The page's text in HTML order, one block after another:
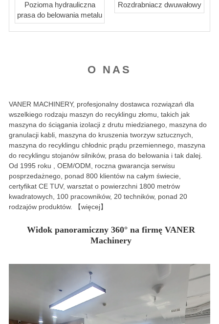
Pozioma hydrauliczna
prasa do belowania metalu
Rozdrabniacz dwuwałowy
O NAS
VANER MACHINERY, profesjonalny dostawca rozwiązań dla
wszelkiego rodzaju maszyn do recyklingu złomu, takich jak
maszyna do ściągania izolacji z drutu miedzianego, maszyna do
granulacji kabli, maszyna do kruszenia tworzyw sztucznych,
maszyna do recyklingu chłodnic prądu przemiennego, maszyna
do recyklingu stojanów silników, prasa do belowania i tak dalej.
Od 1995 roku , OEM/ODM, roczna gwarancja serwisu
posprzedażnego, ponad 800 klientów na całym świecie,
certyfikat CE TUV, warsztat o powierzchni 1800 metrów
kwadratowych, 100 pracowników, 20 techników, ponad 20
rodzajów produktów. 【więcej】
Widok panoramiczny 360° na firmę VANER
Machinery